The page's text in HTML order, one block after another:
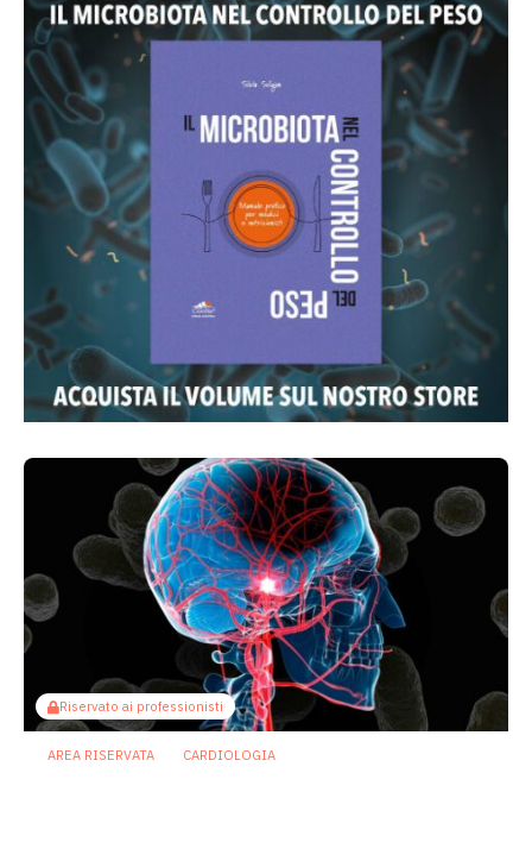
Riservato ai professionisti
AREA RISERVATA CARDIOLOGIA